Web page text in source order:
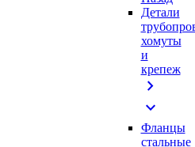
Детали
хомуты
и
крепеж
chevron_right
expand_more
Фланцы
стальные